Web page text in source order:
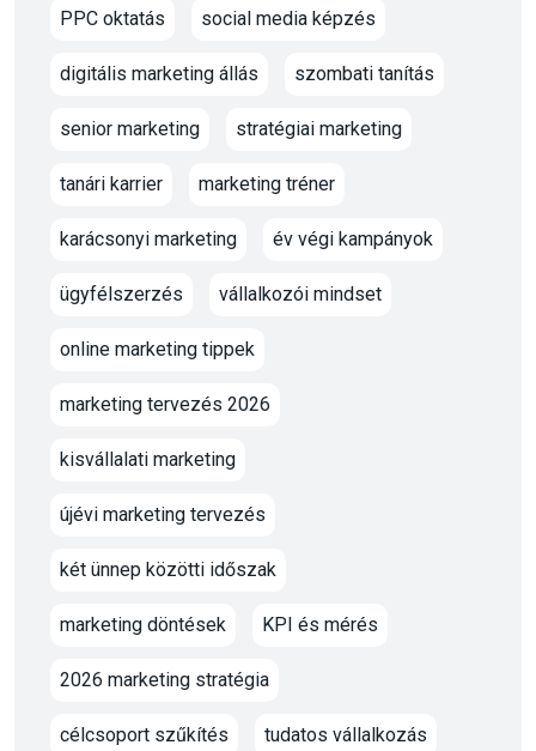
PPC oktatás social media képzés
digitális marketing állás szombati tanítás
senior marketing stratégiai marketing
tanári karrier marketing tréner
karácsonyi marketing év végi kampányok
ügyfélszerzés vállalkozói mindset
online marketing tippek
marketing tervezés 2026
kisvállalati marketing
újévi marketing tervezés
két ünnep közötti időszak
marketing döntések KPI és mérés
2026 marketing stratégia
célcsoport szűkítés tudatos vállalkozás